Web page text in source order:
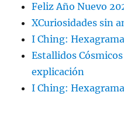
Feliz Año Nuevo
XCuriosidades sin
I Ching:
Estallidos
explicación
I Ching: